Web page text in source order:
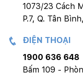
1073/23 Cách
P.7, Q. Tân
ĐIỆN THOẠI
1900 636 648
Bấm 109 -